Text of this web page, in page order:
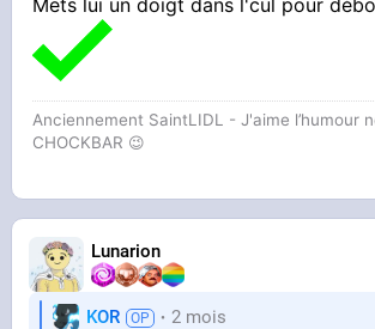
Je pense qu'il a encore mangé
depuis 1-2 semaines il mange
il a sûrement dû bouffer du
bloque les intestins
Mets lui un doigt dans l'cul pour
Anciennement SaintLIDL - J'aime l’humour
CHOCKBAR 😉️
Lunarion
KOR 2 mois